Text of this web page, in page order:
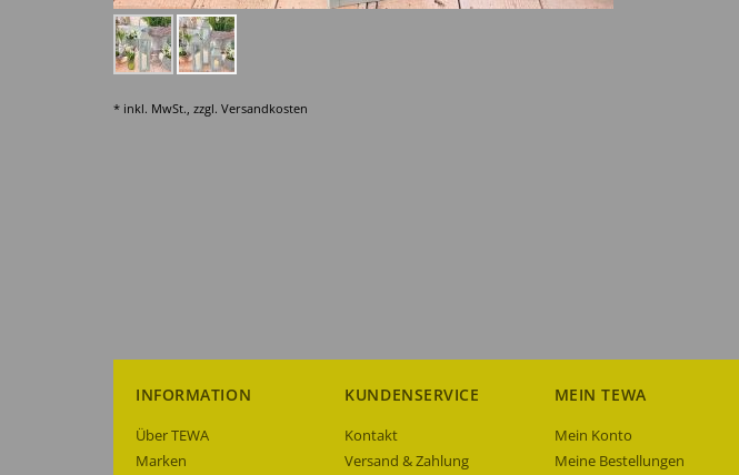
* inkl. MwSt., zzgl. Versandkosten
INFORMATION
Über TEWA
Marken
KUNDENSERVICE
Kontakt
Versand & Zahlung
MEIN TEWA
Mein Konto
Meine Bestellungen